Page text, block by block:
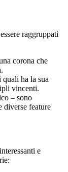
raggruppati
corona che
ha la sua
vincenti.
– sono
diverse feature
e